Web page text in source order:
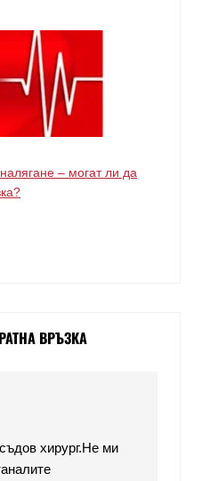
– могат ли да
ВРЪЗКА
хирург.Не ми